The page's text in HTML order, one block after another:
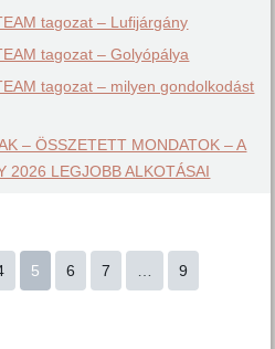
tagozat – Lufijárgány
tagozat – Golyópálya
tagozat – milyen gondolkodást
– ÖSSZETETT MONDATOK – A
2026 LEGJOBB ALKOTÁSAI
5 6 7 9